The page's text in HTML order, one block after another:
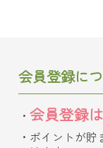
会員登録に
会員登録
ポイントが貯